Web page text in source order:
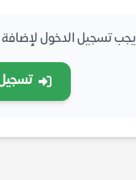
يجب تسجيل الدخول